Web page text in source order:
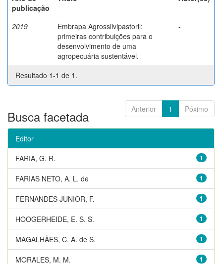
publicação
2019
Embrapa Agrossilvipastoril:
primeiras contribuições para o
desenvolvimento de uma
agropecuária sustentável.
-
Resultado 1-1 de 1.
Anterior 1 Póximo
Busca facetada
Editor
1
FARIA, G. R.
1
FARIAS NETO, A. L. de
1
FERNANDES JUNIOR, F.
1
HOOGERHEIDE, E. S. S.
1
MAGALHÃES, C. A. de S.
1
MORALES, M. M.